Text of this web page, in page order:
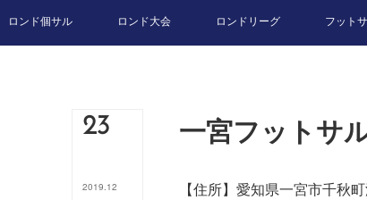
ロンド個サル ロンド大会 ロンドリーグ フット
23
2019.12
一宮フットサ
【住所】愛知県一宮市千秋